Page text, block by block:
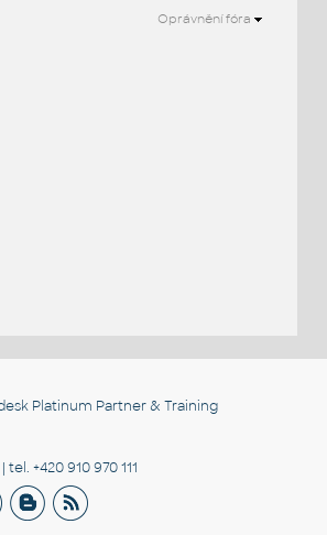
Oprávnění fóra
Platinum Partner & Training
+420 910 970 111